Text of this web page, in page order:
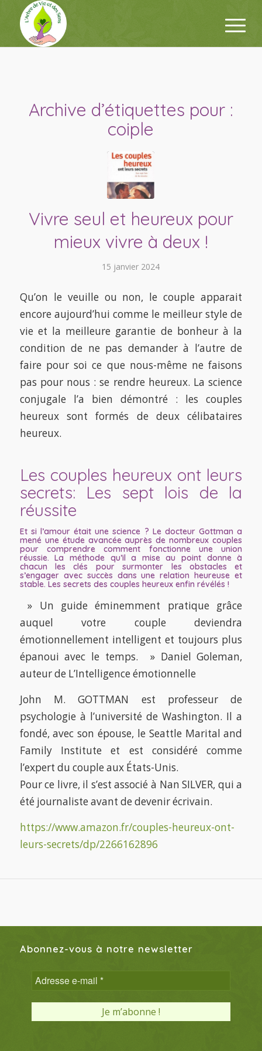
Archive d’étiquettes pour :
coiple
Vivre seul et heureux pour
mieux vivre à deux !
15 janvier 2024
Qu’on le veuille ou non, le couple apparait
encore aujourd’hui comme le meilleur style de
vie et la meilleure garantie de bonheur à la
condition de ne pas demander à l’autre de
faire pour soi ce que nous-même ne faisons
pas pour nous : se rendre heureux. La science
conjugale l’a bien démontré : les couples
heureux sont formés de deux célibataires
heureux.
Les couples heureux ont leurs
secrets: Les sept lois de la
réussite
Et si l’amour était une science ? Le docteur Gottman a
mené une étude avancée auprès de nombreux couples
pour comprendre comment fonctionne une union
réussie. La méthode qu’il a mise au point donne à
chacun les clés pour surmonter les obstacles et
s’engager avec succès dans une relation heureuse et
stable. Les secrets des couples heureux enfin révélés !
» Un guide éminemment pratique grâce
auquel votre couple deviendra
émotionnellement intelligent et toujours plus
épanoui avec le temps. » Daniel Goleman,
auteur de L’Intelligence émotionnelle
John M. GOTTMAN est professeur de
psychologie à l’université de Washington. Il a
fondé, avec son épouse, le Seattle Marital and
Family Institute et est considéré comme
l’expert du couple aux États-Unis.
Pour ce livre, il s’est associé à Nan SILVER, qui a
été journaliste avant de devenir écrivain.
https://www.amazon.fr/couples-heureux-ont-
leurs-secrets/dp/2266162896
Abonnez-vous à notre newsletter